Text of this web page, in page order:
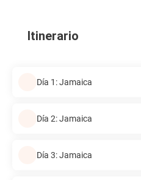
Itinerario
Día 1: Jamaica
Día 2: Jamaica
Día 3: Jamaica